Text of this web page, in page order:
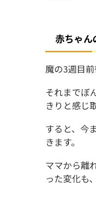
赤ちゃん
魔の3週目
それまでぼ
きりと感じ
すると、今
きます。
ママから離
った変化も